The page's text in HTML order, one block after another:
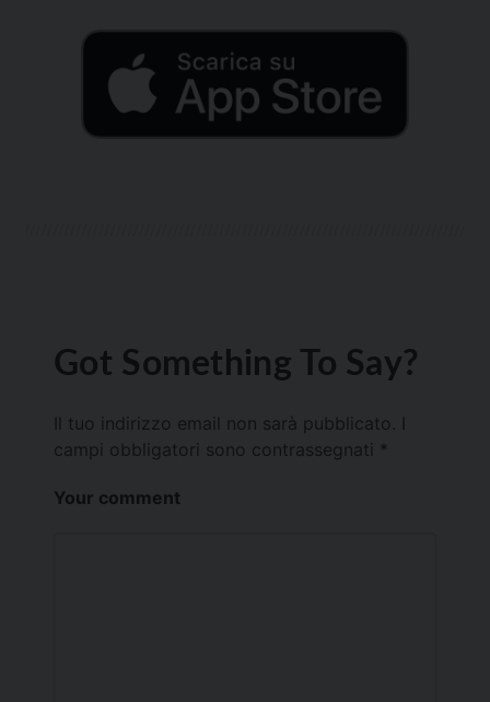
Got Something To Say?
Il tuo indirizzo email non sarà pubblicato.
campi obbligatori sono contrassegnati *
Your comment